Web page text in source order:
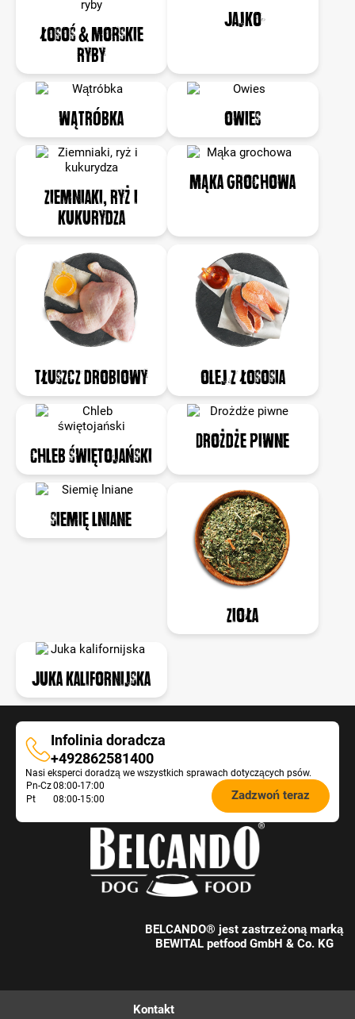
Łosoś & Morskie
ryby
Jajko
Wątróbka Owies
Ziemniaki, ryż i
kukurydza
Mąka grochowa
Tłuszcz drobiowy Olej z łososia
Chleb świętojański
Drożdże piwne
Siemię lniane
Zioła
Juka kalifornijska
Infolinia doradcza
Infolinia
doradcza
+492862581400
Nasi eksperci doradzą we wszystkich sprawach dotyczących psów.
Öffnungszeiten
Pn-Cz08:00-17:00
Pt
08:00-15:00 Zadzwoń teraz
BELCANDO® jest zastrzeżoną marką
BEWITAL petfood GmbH & Co. KG
Kontakt